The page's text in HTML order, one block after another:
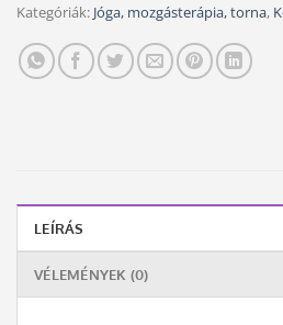
Kategóriák: Jóga, mozgásterápia, torna,
LEÍRÁS
VÉLEMÉNYEK (0)